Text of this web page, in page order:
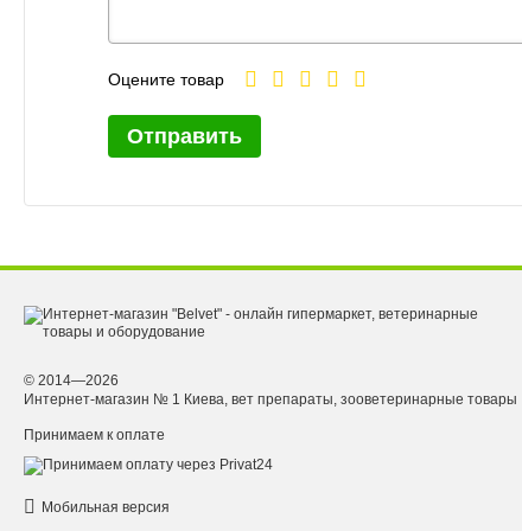
Оцените товар
Отправить
© 2014—2026
Интернет-магазин № 1 Киева, вет препараты, зооветеринарные товары
Принимаем к оплате
Мобильная версия